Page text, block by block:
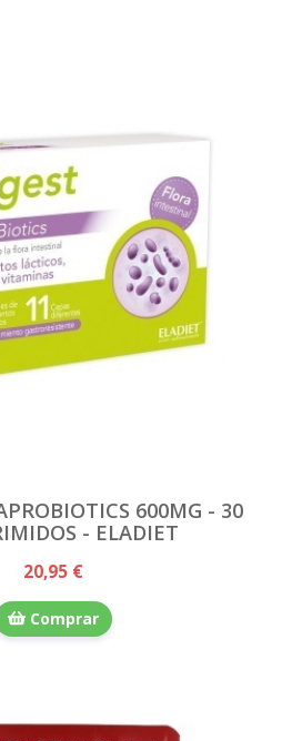
600MG - 30
- ELADIET
20,95 €
Comprar